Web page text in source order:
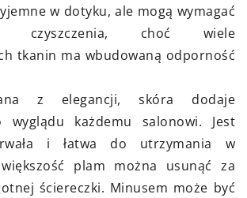
w dotyku, ale mogą wymagać
czyszczenia, choć wiele
tkanin ma wbudowaną odporność
z elegancji, skóra dodaje
wyglądu każdemu salonowi. Jest
i łatwa do utrzymania w
plam można usunąć za
ściereczki. Minusem może być